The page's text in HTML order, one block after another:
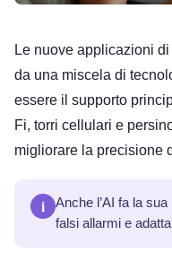
Le nuove applicazioni
da una miscela di
essere il supporto
Fi, torri cellulari e
migliorare la precisione
i
Anche l’AI fa la
falsi allarmi e